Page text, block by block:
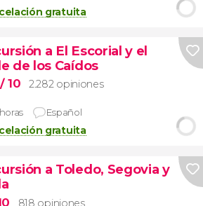
gratuita
a El Escorial y el
de los Caídos
/ 10 2.282 opiniones
Español
gratuita
a Toledo, Segovia y
818 opiniones